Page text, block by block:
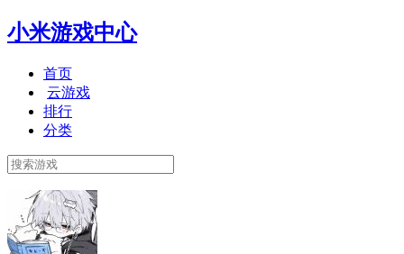
小米游戏中心
首页
云游戏
排行
分类